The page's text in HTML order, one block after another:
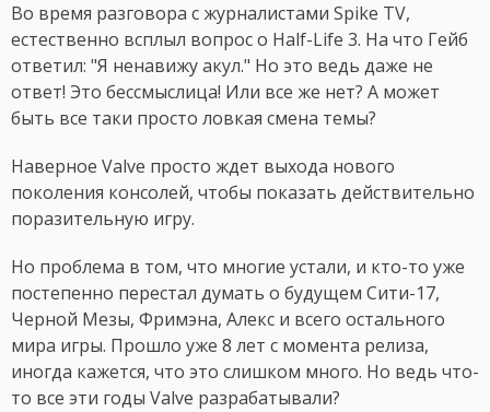
Во время разговора с журналистами Spike TV,
естественно всплыл вопрос о Half-Life 3. На что Гейб
ответил: "Я ненавижу акул." Но это ведь даже не
ответ! Это бессмыслица! Или все же нет? А может
быть все таки просто ловкая смена темы?
Наверное Valve просто ждет выхода нового
поколения консолей, чтобы показать действительно
поразительную игру.
Но проблема в том, что многие устали, и кто-то уже
постепенно перестал думать о будущем Сити-17,
Черной Мезы, Фримэна, Алекс и всего остального
мира игры. Прошло уже 8 лет с момента релиза,
иногда кажется, что это слишком много. Но ведь что-
то все эти годы Valve разрабатывали?